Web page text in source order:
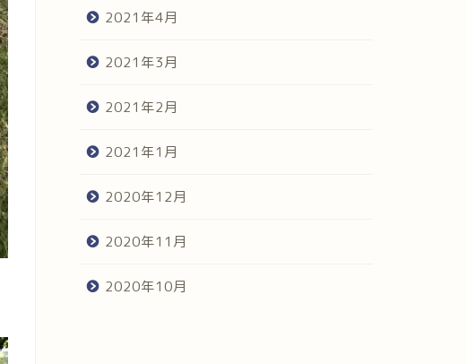
2021年4月
2021年3月
2021年2月
2021年1月
2020年12月
2020年11月
2020年10月